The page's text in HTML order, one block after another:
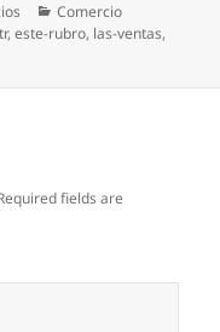
Categories
Comercio
,este-rubro, las-ventas,
fields are